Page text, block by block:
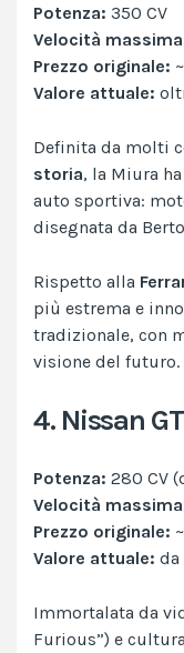
Potenza: 350 CV
Velocità
Prezzo originale:
Valore attuale:
Definita da molti
storia, la Miura
auto sportiva:
disegnata da
Rispetto alla
più estrema e
tradizionale, con
visione del futuro.
4. Nissan
Potenza: 280 CV
Velocità
Prezzo originale:
Valore attuale: da
Immortalata da
Furious”) e